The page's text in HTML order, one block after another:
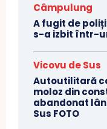
Câmpulung
A fugit de
s-a izbit într-
Vicovu de Sus
Autoutilitară
moloz din
abandonat
Sus FOTO